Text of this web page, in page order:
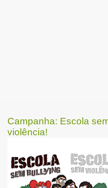
Campanha: Escola
violência!